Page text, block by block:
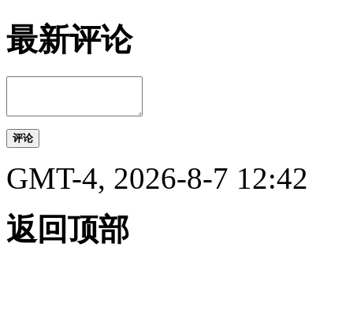
最新评论
评论
GMT-4, 2026-8-7 12:42
返回顶部